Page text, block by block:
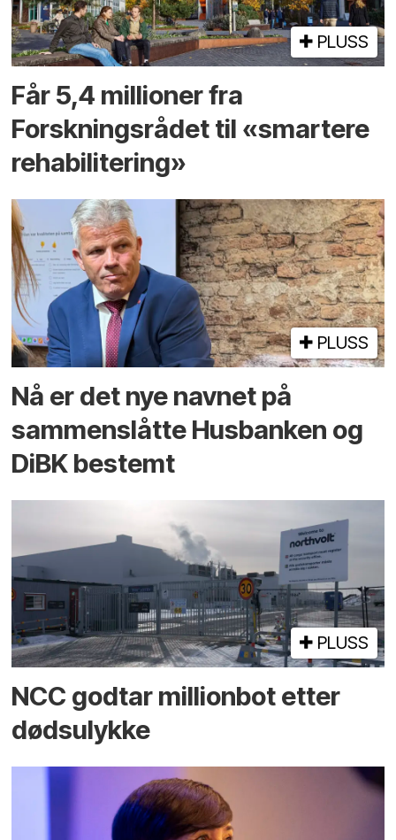
PLUSS
Får 5,4 millioner fra
Forskningsrådet til «smartere
rehabilitering»
PLUSS
Nå er det nye navnet på
sammenslåtte Husbanken og
DiBK bestemt
PLUSS
NCC godtar millionbot etter
dødsulykke